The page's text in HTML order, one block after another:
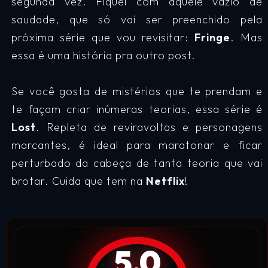
saudade, que só vai ser preenchido pela
próxima série que vou revisitar: Fringe. Mas
essa é uma história pra outro post.
Se você gosta de mistérios que te prendam e
te façam criar inúmeras teorias, essa série é
Lost. Repleta de reviravoltas e personagens
marcantes, é ideal para maratonar e ficar
perturbado da cabeça de tanta teoria que vai
brotar. Cuida que tem na Netflix!